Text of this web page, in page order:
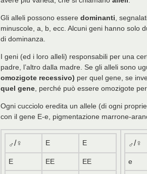
Gli alleli possono essere dominanti ,
minuscole, a, b, ecc. Alcuni geni hanno solo
di dominanza.
I geni (ed i loro alleli) responsabili per una
padre, l’altro dalla madre. Se gli alleli sono
omozigote recessivo) per quel gene, se
quel gene , perché può essere omozigote
Ogni cucciolo eredita un allele (di ogni
con il gene E-e, pigmentazione marrone-
♂/♀ E E
E EE EE
♂/♀
e